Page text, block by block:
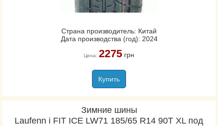
Страна производитель: Китай
Дата производства (год): 2024
Цена: 2275грн
Купить
Зимние шины
Laufenn i FIT ICE LW71 185/65 R14 90T XL под